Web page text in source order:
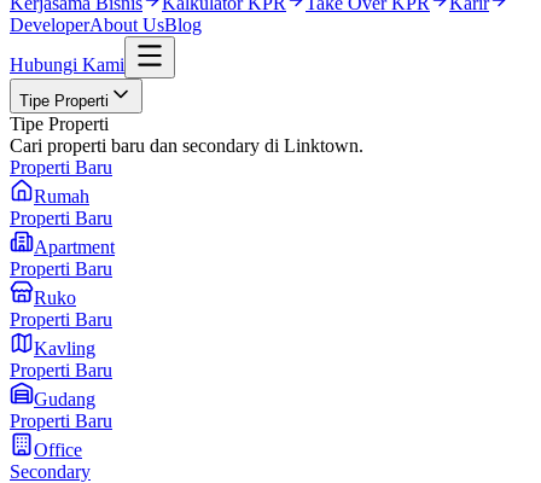
DeveloperAbout UsBlog
Hubungi Kami
Tipe Properti
Tipe Properti
Cari properti baru dan secondary di Linktown.
Properti Baru
Rumah
Properti Baru
Apartment
Properti Baru
Ruko
Properti Baru
Kavling
Properti Baru
Gudang
Properti Baru
Office
Secondary